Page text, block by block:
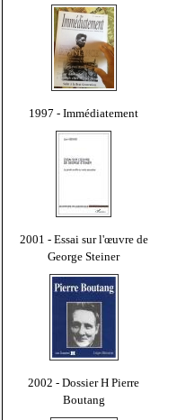
1997 - Immédiatement
2001 - Essai sur l'œuvre de
George Steiner
2002 - Dossier H Pierre
Boutang